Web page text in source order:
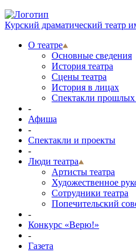
Курский драматический
О театре
Основные сведения
История театра
Сцены театра
История в лицах
Спектакли прошлых
-
Афиша
-
Спектакли и проекты
-
Люди театра
Артисты театра
Художественное
Сотрудники театра
Попечительский
-
Конкурс «Верю!»
-
Газета